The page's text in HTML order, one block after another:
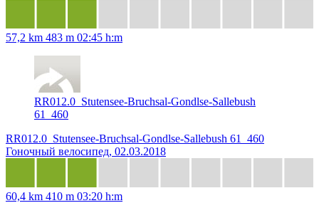
57,2 km 483 m 02:45 h:m
RR012.0_Stutensee-Bruchsal-Gondlse-Sallebush
61_460
RR012.0_Stutensee-Bruchsal-Gondlse-Sallebush 61_460
Гоночный велосипед, 02.03.2018
60,4 km 410 m 03:20 h:m